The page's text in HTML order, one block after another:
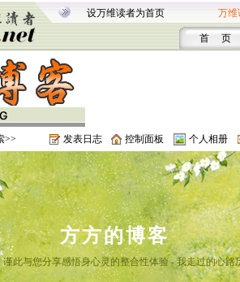
设万维读者为首页 万维
首 页
>> 发表日志 控制面板 个人相册
方方的博客
此与您分享感悟身心灵的整合性体验 - 我走过的心路